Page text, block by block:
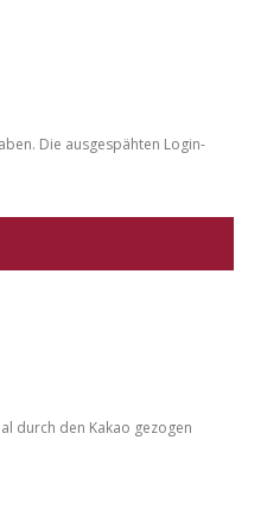
Die ausgespähten Login-
durch den Kakao gezogen